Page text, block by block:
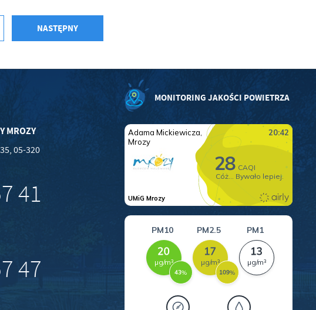
NASTĘPNY
MROZY
05-320
41
47
MONITORING JAKOŚCI POWIETRZA